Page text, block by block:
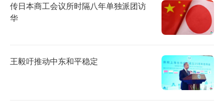
传日本商工会议所时隔八年单独派团访
华
王毅吁推动中东和平稳定